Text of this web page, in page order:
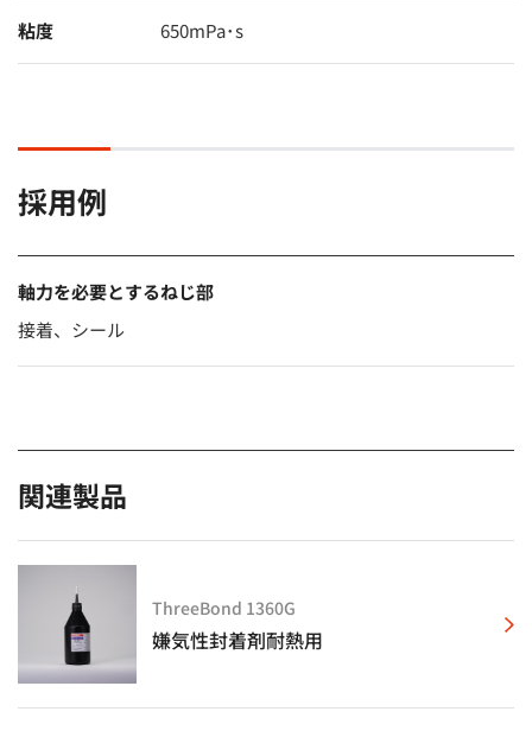
粘度 650mPa･s
採用例
軸力を必要とするねじ部
接着、シール
関連製品
ThreeBond 1360G
嫌気性封着剤耐熱用